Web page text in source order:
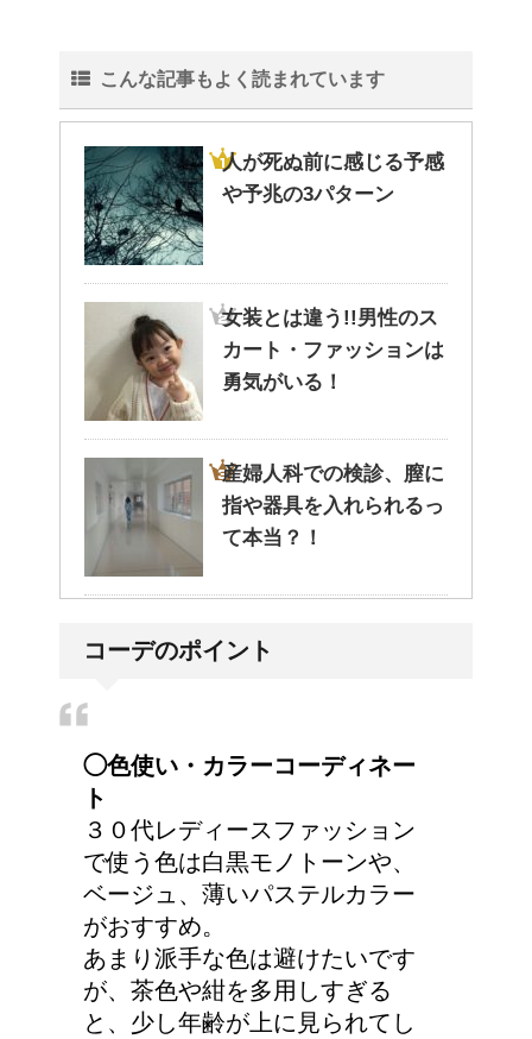
こんな記事もよく読まれています
人が死ぬ前に感じる予感
や予兆の3パターン
女装とは違う!!男性のス
カート・ファッションは
勇気がいる！
産婦人科での検診、膣に
指や器具を入れられるっ
て本当？！
走行で車のライトは上向
ことってできるの？
猫の長毛は雑種でも可愛
いの？！
コーデのポイント
◯色使い・カラーコーディネー
ト
３０代レディースファッション
で使う色は白黒モノトーンや、
ベージュ、薄いパステルカラー
がおすすめ。
あまり派手な色は避けたいです
が、茶色や紺を多用しすぎる
と、少し年齢が上に見られてし